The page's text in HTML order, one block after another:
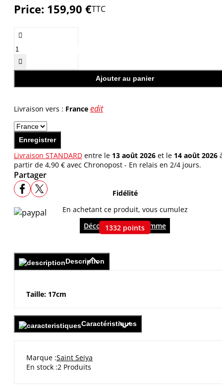
Price: 159,90 €TTC


Ajouter au panier
Livraison vers : France edit
Enregistrer
Livraison STANDARD entre le 13 août 2026 et le 14 août 2026
partir de 4,90 € avec Chronopost - En relais en 2/4 jours.
Partager
Fidélité
En achetant ce produit, vous cumulez
1332 points
Découvrir le programme
Description
Taille: 17cm
Caractéristiques
Marque Saint Seiya
En stock 2 Produits